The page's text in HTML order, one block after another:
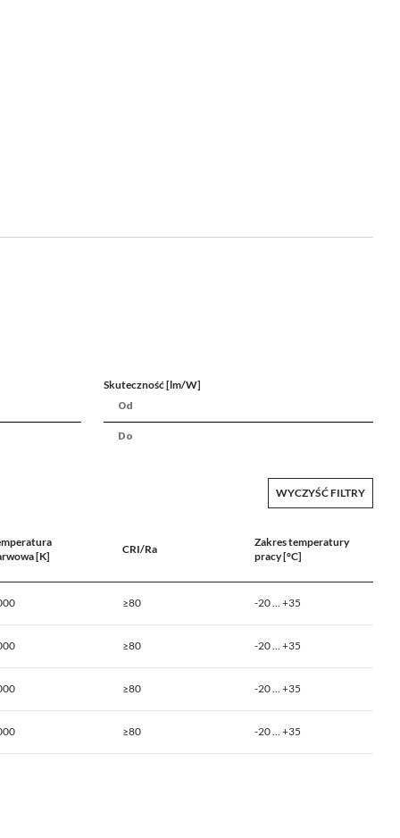
Skuteczność [lm/W]
WYCZYŚĆ FILTRY
[K]
CRI/Ra
Zakres temperatury
pracy [°C]
≥80 -20 ... +35
≥80 -20 ... +35
≥80 -20 ... +35
≥80 -20 ... +35